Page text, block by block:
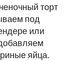
торт
под
или
яйца.